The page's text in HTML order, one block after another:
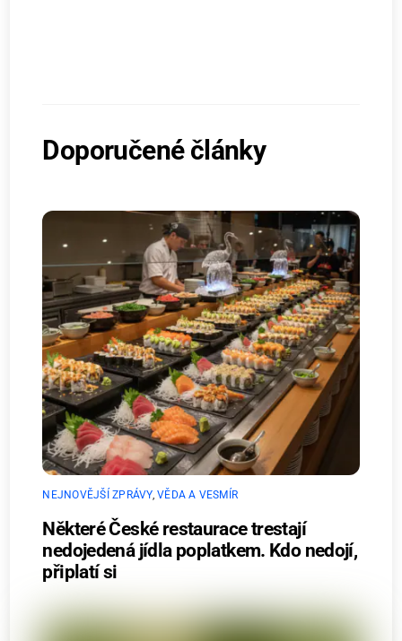
Doporučené články
NEJNOVĚJŠÍ ZPRÁVY,VĚDA A VESMÍR
Některé České restaurace trestají
nedojedená jídla poplatkem. Kdo nedojí,
připlatí si